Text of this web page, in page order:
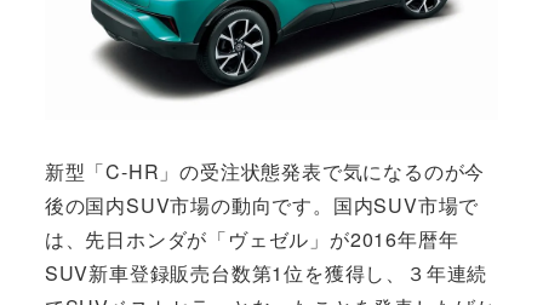
新型「C-HR」の受注状態発表で気になるのが今
後の国内SUV市場の動向です。国内SUV市場で
は、先日ホンダが「ヴェゼル」が2016年暦年
SUV新車登録販売台数第1位を獲得し、３年連続